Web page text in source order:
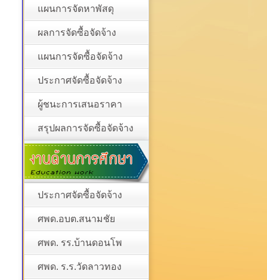
แผนการจัดหาพัสดุ
ผลการจัดซื้อจัดจ้าง
แผนการจัดซื้อจัดจ้าง
ประกาศจัดซื้อจัดจ้าง
ผู้ชนะการเสนอราคา
สรุปผลการจัดซื้อจัดจ้าง
ประกาศจัดซื้อจัดจ้าง
ศพด.อบต.สนามชัย
ศพด. รร.บ้านดอนโพ
ศพด. ร.ร.วัดลาวทอง